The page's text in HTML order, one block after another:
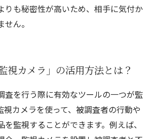
りも秘密性が高いため、相手に気付か
ん。
視カメラ」の活用方法とは？
査を行う際に有効なツールの一つが監
視カメラを使って、被調査者の行動や
監視することができます。例えば、